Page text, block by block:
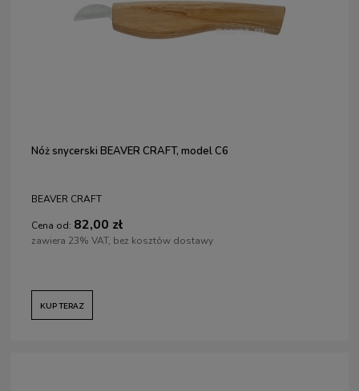
Nóż snycerski BEAVER CRAFT, model C6
BEAVER CRAFT
Cena od: 82,00 zł
zawiera 23% VAT, bez kosztów dostawy
KUP TERAZ